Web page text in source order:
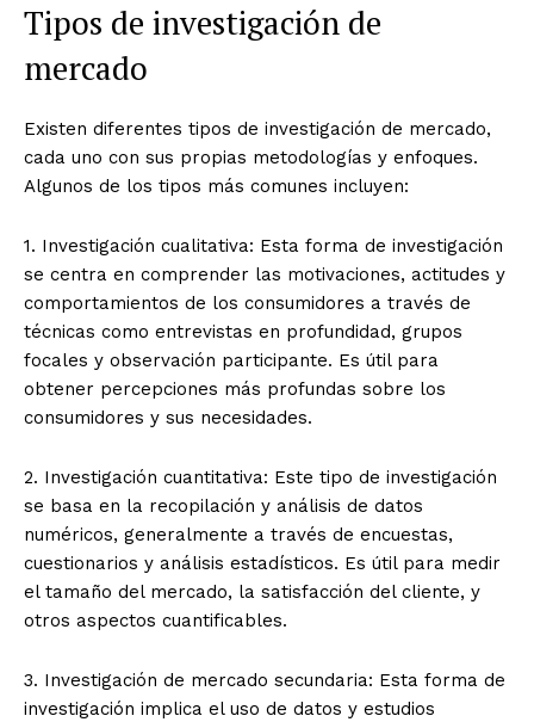
Tipos de investigación de
mercado
Existen diferentes tipos de investigación de mercado,
cada uno con sus propias metodologías y enfoques.
Algunos de los tipos más comunes incluyen:
1. Investigación cualitativa: Esta forma de investigación
se centra en comprender las motivaciones, actitudes y
comportamientos de los consumidores a través de
técnicas como entrevistas en profundidad, grupos
focales y observación participante. Es útil para
obtener percepciones más profundas sobre los
consumidores y sus necesidades.
2. Investigación cuantitativa: Este tipo de investigación
se basa en la recopilación y análisis de datos
numéricos, generalmente a través de encuestas,
cuestionarios y análisis estadísticos. Es útil para medir
el tamaño del mercado, la satisfacción del cliente, y
otros aspectos cuantificables.
3. Investigación de mercado secundaria: Esta forma de
investigación implica el uso de datos y estudios